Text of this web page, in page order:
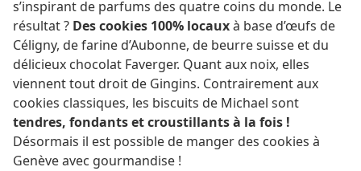
s’inspirant de parfums des quatre coins du monde. Le
résultat ? Des cookies 100% locauxà base d’œufs de
Céligny, de farine d’Aubonne, de beurre suisse et du
délicieux chocolat Faverger. Quant aux noix, elles
viennent tout droit de Gingins. Contrairement aux
cookies classiques, les biscuits de Michael sont
tendres, fondants et croustillants à la fois !
Désormais il est possible de manger des cookies à
Genève avec gourmandise !